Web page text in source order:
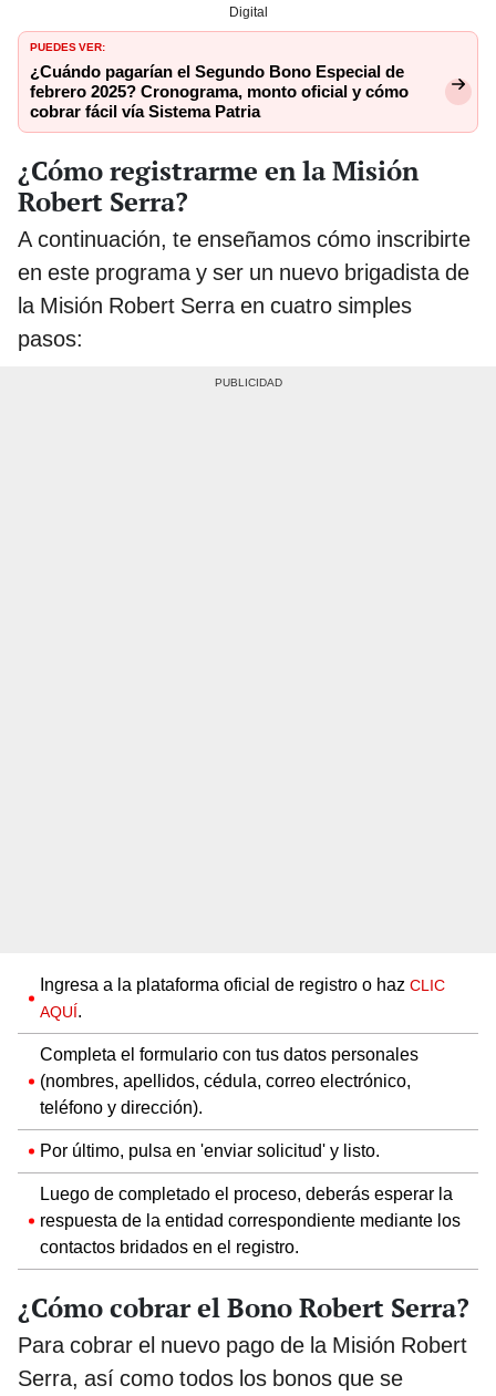
Digital
PUEDES VER:
¿Cuándo pagarían el Segundo Bono Especial de
febrero 2025? Cronograma, monto oficial y cómo
cobrar fácil vía Sistema Patria
¿Cómo registrarme en la Misión
Robert Serra?
A continuación, te enseñamos cómo inscribirte
en este programa y ser un nuevo brigadista de
la Misión Robert Serra en cuatro simples
pasos:
Ingresa a la plataforma oficial de registro o haz CLIC
AQUÍ.
Completa el formulario con tus datos personales
(nombres, apellidos, cédula, correo electrónico,
teléfono y dirección).
Por último, pulsa en 'enviar solicitud' y listo.
Luego de completado el proceso, deberás esperar la
respuesta de la entidad correspondiente mediante los
contactos bridados en el registro.
¿Cómo cobrar el Bono Robert Serra?
Para cobrar el nuevo pago de la Misión Robert
Serra, así como todos los bonos que se